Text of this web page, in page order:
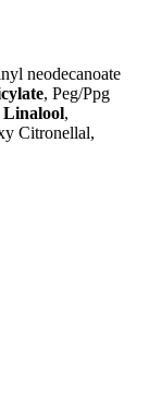
neodecanoate
, Peg/Ppg
Linalool,
Citronellal,